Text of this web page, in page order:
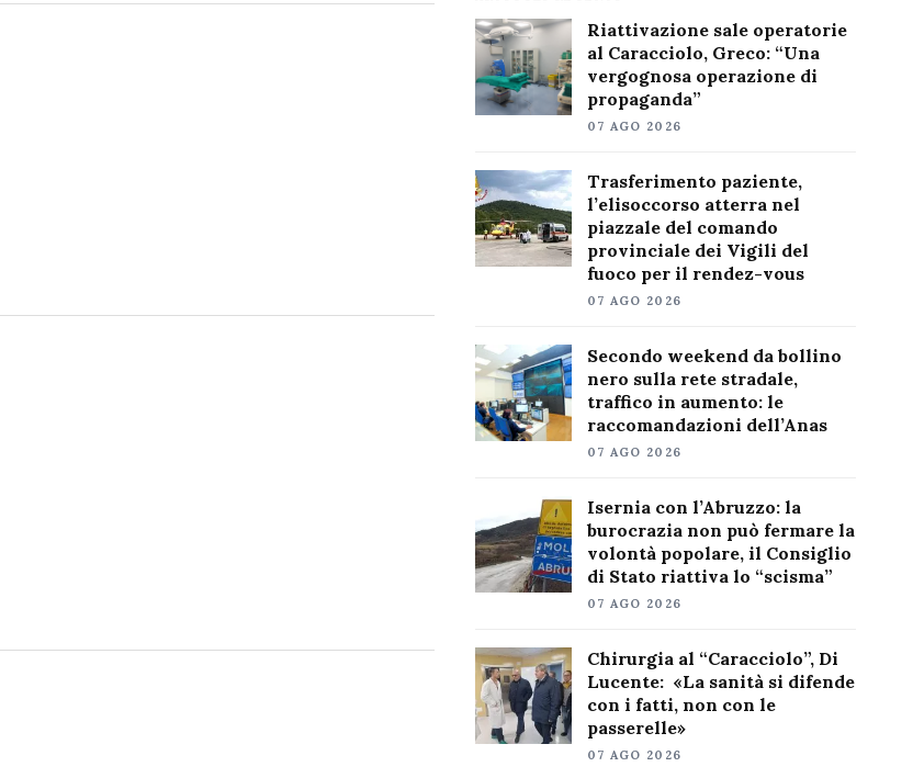
Riattivazione sale operatorie
al Caracciolo, Greco: “Una
vergognosa operazione di
propaganda”
07 AGO 2026
Trasferimento paziente,
l’elisoccorso atterra nel
piazzale del comando
provinciale dei Vigili del
fuoco per il rendez-vous
07 AGO 2026
Secondo weekend da bollino
nero sulla rete stradale,
traffico in aumento: le
raccomandazioni dell’Anas
07 AGO 2026
Isernia con l’Abruzzo: la
burocrazia non può fermare la
volontà popolare, il Consiglio
di Stato riattiva lo “scisma”
07 AGO 2026
Chirurgia al “Caracciolo”, Di
Lucente: «La sanità si difende
con i fatti, non con le
passerelle»
07 AGO 2026